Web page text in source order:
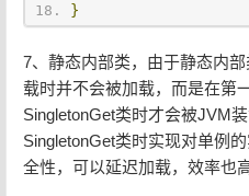
}
7、静态内部类，由于静态内
载时并不会被加载，而是在第
SingletonGet类时才会被JVM
SingletonGet类时实现对单例
全性，可以延迟加载，效率也